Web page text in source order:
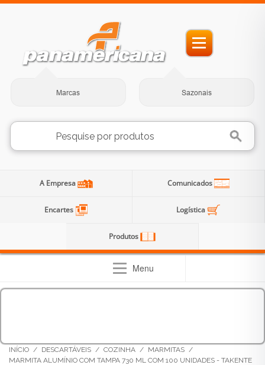
Marcas Sazonais
A Empresa Comunicados
Encartes Logística
Produtos
Menu
INÍCIO / DESCARTÁVEIS / COZINHA / MARMITAS /
MARMITA ALUMÍNIO COM TAMPA 730 ML COM 100 UNIDADES - TAKENTE